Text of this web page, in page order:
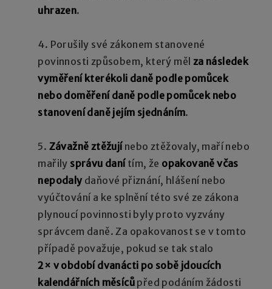
uhrazen.
4. Porušily své zákonem stanovené
povinnosti způsobem, který měl za následek
vyměření kterékoli daně podle pomůcek
nebo doměření daně podle pomůcek nebo
stanovení daně jejím sjednáním.
5. Závažně ztěžujínebo ztěžovaly, maří nebo
mařily správu danítím, že opakovaně včas
nepodalydaňové přiznání, hlášení nebo
vyúčtování a ke splnění této své ze zákona
plynoucí povinnosti byly proto vyzvány
správcem daně. Za opakovanost se v tomto
případě považuje, pokud se tak stalo
2× v období dvanácti po sobě jdoucích
kalendářních měsíců před podáním žádosti